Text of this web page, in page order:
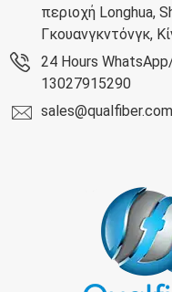
περιοχή Longhua,
Γκουανγκντόνγκ,
24 Hours
13027915290
sales@qualfiber.com